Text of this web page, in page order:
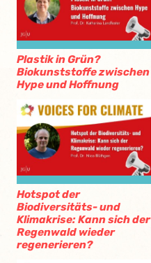
Plastik in Grün?
Biokunststoffe zwischen
Hype und Hoffnung
Hotspot der
Biodiversitäts- und
Klimakrise: Kann sich der
Regenwald wieder
regenerieren?